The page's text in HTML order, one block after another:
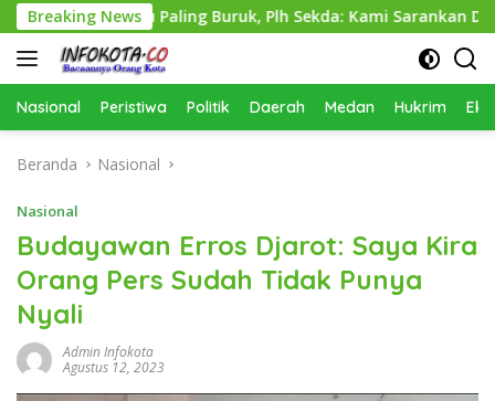
Langsung
ke
konten
Breaking News
Paling Buruk, Plh Sekda: Kami Sarankan Dievaluasi
Nasional Peristiwa Politik Daerah Medan Hukrim
Beranda Nasional
Nasional
Budayawan Erros Djarot: Saya Kira
Orang Pers Sudah Tidak Punya
Nyali
Admin Infokota
Agustus 12, 2023